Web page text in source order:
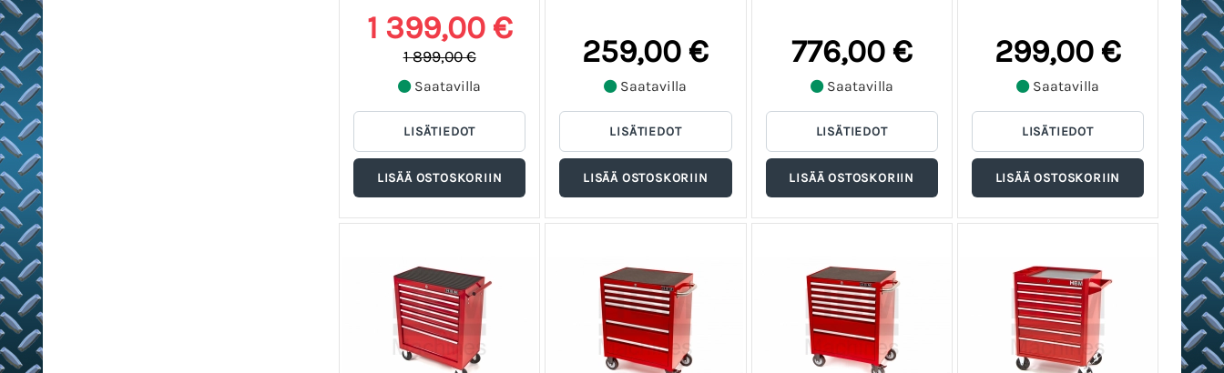
1 399,00 €
1 899,00 €
Saatavilla
259,00 €
Saatavilla
776,00 €
Saatavilla
299,00 €
Saatavilla